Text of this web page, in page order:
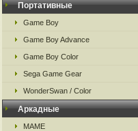
Портативные
Game Boy
Game Boy Advance
Game Boy Color
Sega Game Gear
WonderSwan / Color
Аркадные
MAME